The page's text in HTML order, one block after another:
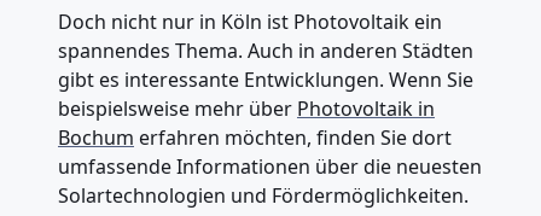
Doch nicht nur in Köln ist Photovoltaik ein
spannendes Thema. Auch in anderen Städten
gibt es interessante Entwicklungen. Wenn Sie
beispielsweise mehr über Photovoltaik in
Bochum erfahren möchten, finden Sie dort
umfassende Informationen über die neuesten
Solartechnologien und Fördermöglichkeiten.